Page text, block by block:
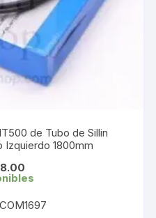
de Tubo de Sillin
Izquierdo 1800mm